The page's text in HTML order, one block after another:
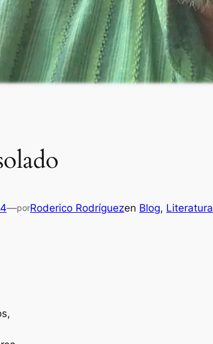
—porRoderico Rodríguezen Blog, Literatura